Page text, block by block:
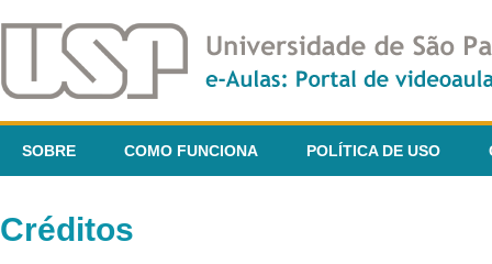
SOBRE COMO FUNCIONA POLÍTICA DE USO
Créditos